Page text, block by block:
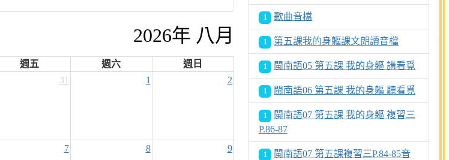
2026年 八月
週五 週六
週日
31 1 2
7 8 9
1 歌曲音檔
1 第五課我的身軀課文朗讀音檔
1 閩南語05 第五課 我的身軀 講看覓
1 閩南語06 第五課 我的身軀 聽看覓
1
閩南語07 第五課 我的身軀 複習三
P.86-87
1
閩南語07 第五課複習三P.84-85音